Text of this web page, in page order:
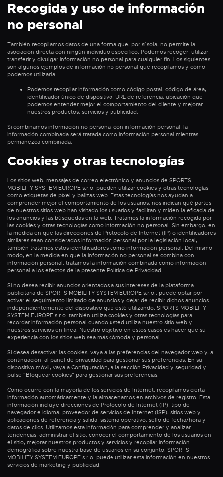
Recogida y uso de información
no personal
También recopilamos datos de una forma que, por sí sola, no permite la
asociación directa con ningún individuo específico. Podemos recoger, utilizar,
transferir y divulgar información no personal para cualquier fin. Los siguientes
son algunos ejemplos de información no personal que recopilamos y cómo
podemos utilizarla:
Podemos recopilar información como código postal, código de área,
identificador único de dispositivo, URL de referencia, ubicación que
podemos entender mejor el comportamiento del cliente y mejorar
nuestros productos, servicios y publicidad.
Si combinamos información no personal con información personal, la
información combinada será tratada como información personal mientras
permanezca combinada.
Cookies y otras tecnologías
Los sitios web, mensajes de correo electrónico y anuncios de SPORTS
MOBILITY SYSTEM EUROPE s.r.o. pueden utilizar cookies y otras tecnologías
como etiquetas de píxel y balizas web. Estas tecnologías nos ayudan a
comprender mejor el comportamiento de los usuarios, nos indican qué partes
de nuestros sitios web han visitado los usuarios y facilitan y miden la eficacia de
los anuncios y las búsquedas en la web. Tratamos la información recogida por
las cookies y otras tecnologías como información no personal. Sin embargo, en
la medida en que las direcciones de Protocolo de Internet (IP) o identificadores
similares sean considerados información personal por la legislación local,
también tratamos estos identificadores como información personal. Del mismo
modo, en la medida en que la información no personal se combina con
información personal, tratamos la información combinada como información
personal a los efectos de la presente Política de Privacidad.
Si no desea recibir anuncios orientados a sus intereses de la plataforma
publicitaria de SPORTS MOBILITY SYSTEM EUROPE s.r.o., puede optar por
activar el seguimiento limitado de anuncios y dejar de recibir dichos anuncios
independientemente del dispositivo que esté utilizando. SPORTS MOBILITY
SYSTEM EUROPE s.r.o. también utiliza cookies y otras tecnologías para
recordar información personal cuando usted utiliza nuestro sitio web y
nuestros servicios en línea. Nuestro objetivo en estos casos es hacer que su
experiencia con los sitios web sea más cómoda y personal.
Si desea desactivar las cookies, vaya a las preferencias del navegador web y, a
continuación, al panel de privacidad para gestionar sus preferencias. En su
dispositivo móvil, vaya a Configuración, a la sección Privacidad y seguridad y
pulse "Bloquear cookies" para gestionar sus preferencias.
Como ocurre con la mayoría de los servicios de Internet, recopilamos cierta
información automáticamente y la almacenamos en archivos de registro. Esta
información incluye direcciones de Protocolo de Internet (IP), tipo de
navegador e idioma, proveedor de servicios de Internet (ISP), sitios web y
aplicaciones de referencia y salida, sistema operativo, sello de fecha/hora y
datos de clics. Utilizamos esta información para comprender y analizar
tendencias, administrar el sitio, conocer el comportamiento de los usuarios en
el sitio, mejorar nuestros productos y servicios y recopilar información
demográfica sobre nuestra base de usuarios en su conjunto. SPORTS
MOBILITY SYSTEM EUROPE s.r.o. puede utilizar esta información en nuestros
servicios de marketing y publicidad.